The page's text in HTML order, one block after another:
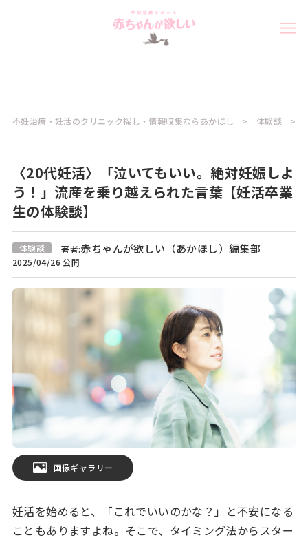
不妊治療・妊活のクリニック探し・情報収集ならあかほし 体験談
〈20代妊活〉「泣いてもいい。絶対妊娠しよ
う！」流産を乗り越えられた言葉【妊活卒業
生の体験談】
体験談 著者:赤ちゃんが欲しい（あかほし）編集部
2025/04/26 公開
画像ギャラリー
妊活を始めると、「これでいいのかな？」と不安になる
こともありますよね。そこで、タイミング法からスター